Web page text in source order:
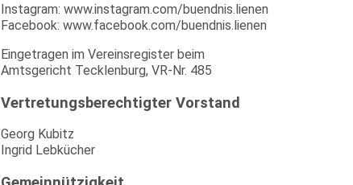
Instagram: www.instagram.com/buendnis.lienen
Facebook: www.facebook.com/buendnis.lienen
Eingetragen im Vereinsregister beim
Amtsgericht Tecklenburg, VR-Nr. 485
Vertretungsberechtigter Vorstand
Georg Kubitz
Ingrid Lebkücher